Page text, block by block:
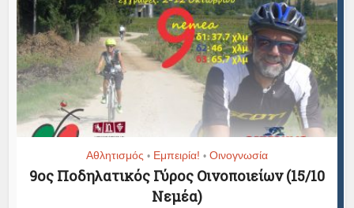
Αθλητισμός • Εμπειρία! • Οινογνωσία
9ος Ποδηλατικός Γύρος Οινοποιείων (15/10
Νεμέα)